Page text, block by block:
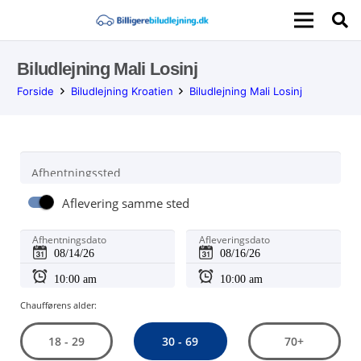
Biludlejning Mali Losinj
Forside Biludlejning Kroatien Biludlejning Mali Losinj
Afhentningssted
Aflevering samme sted
Afhentningsdato Afleveringsdato
Chaufførens alder:
18 - 29 30 - 69 70+